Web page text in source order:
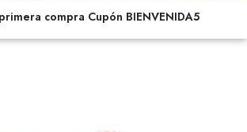
compra Cupón BIENVENIDA5